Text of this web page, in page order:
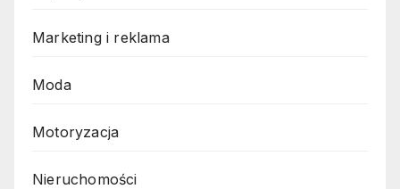
Marketing i reklama
Moda
Motoryzacja
Nieruchomości